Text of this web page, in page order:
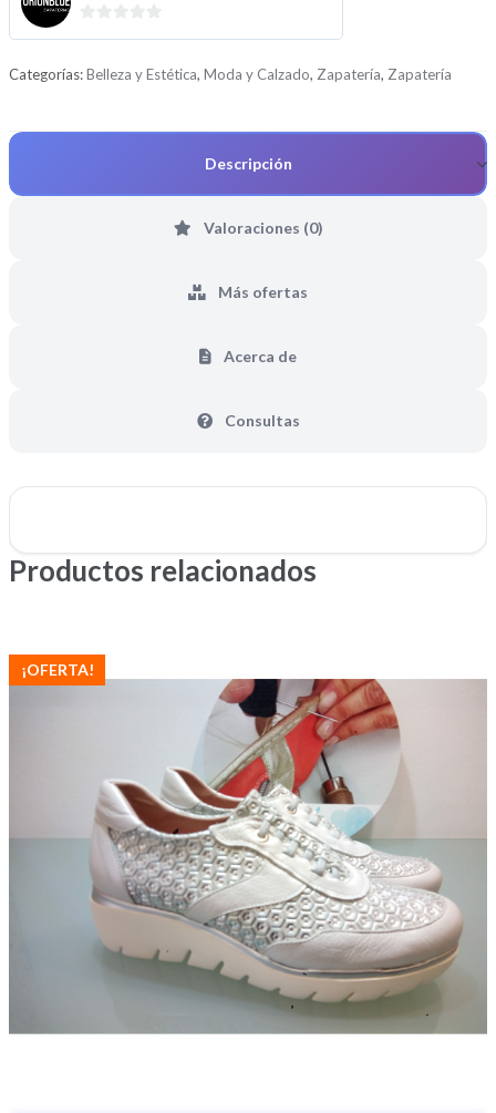
e
Categorías:Belleza y Estética, Moda y Calzado, Zapatería, Zapatería
Descripción
Valoraciones (0)
Más ofertas
Acerca de
Consultas
Productos relacionados
¡OFERTA!